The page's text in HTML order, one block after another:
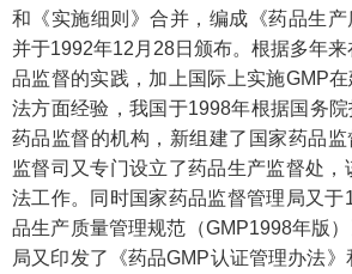
和《实施细则》合并，编成《药品生产
并于1992年12月28日颁布。根据多年
品监督的实践，加上国际上实施GMP
法方面经验，我国于1998年根据国务
药品监督的机构，新组建了国家药品
监督司又专门设立了药品生产监督处，
法工作。同时国家药品监督管理局又于
品生产质量管理规范（GMP1998年版
局又印发了《药品GMP认证管理办法》